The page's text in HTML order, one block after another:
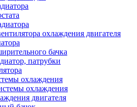
охлаждения двигателя
бачка
патрубки
охлаждения
охлаждения
двигателя